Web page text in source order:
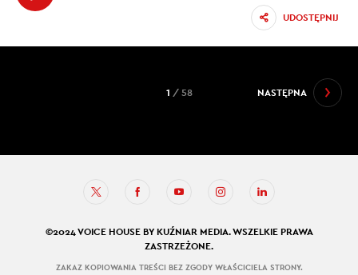
UDOSTĘPNIJ
NASTĘPNA
1 / 58
©2024 VOICE HOUSE BY KUŹNIAR MEDIA. WSZELKIE PRAWA
ZASTRZEŻONE.
ZAKAZ KOPIOWANIA TREŚCI BEZ ZGODY WŁAŚCICIELA STRONY.